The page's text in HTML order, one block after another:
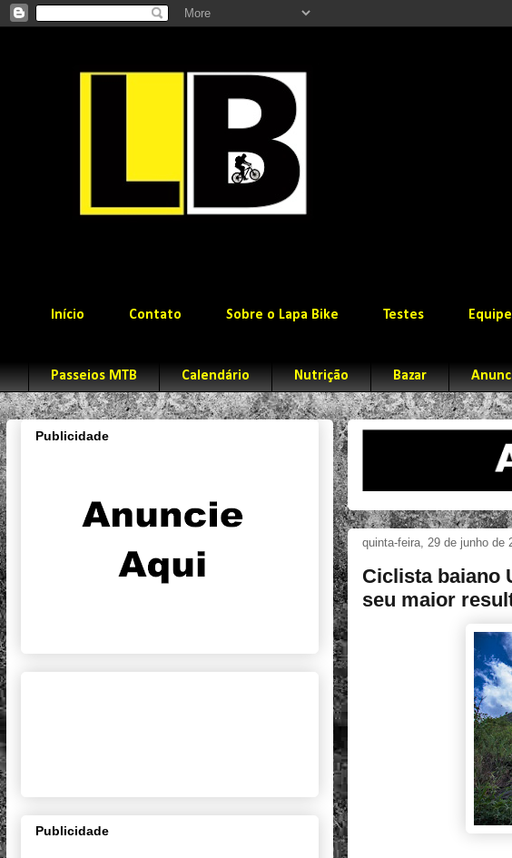
Início Contato Sobre o Lapa Bike Testes Equipe
Passeios MTB Calendário Nutrição Bazar
quinta-feira, 29 de junho de
Ciclista baiano
seu maior
Publicidade
Publicidade